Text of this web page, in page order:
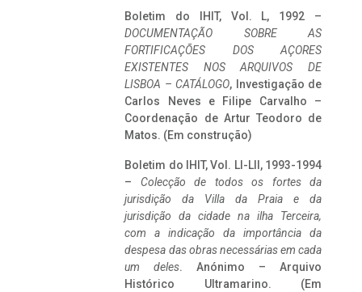
Boletim do IHIT, Vol. L, 1992 –
DOCUMENTAÇÃO SOBRE AS
FORTIFICAÇÕES DOS AÇORES
EXISTENTES NOS ARQUIVOS DE
LISBOA – CATÁLOGO, Investigação de
Carlos Neves e Filipe Carvalho –
Coordenação de Artur Teodoro de
Matos. (Em construção)
Boletim do IHIT, Vol. LI-LII, 1993-1994
– Colecção de todos os fortes da
jurisdição da Villa da Praia e da
jurisdição da cidade na ilha Terceira,
com a indicação da importância da
despesa das obras necessárias em cada
um deles. Anónimo – Arquivo
Histórico Ultramarino. (Em